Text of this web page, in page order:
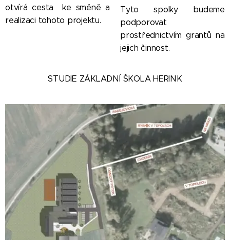
otvírá cesta ke směně a
realizaci tohoto projektu.
Tyto spolky budeme
podporovat
prostřednictvím grantů na
jejich činnost.
STUDIE ZÁKLADNÍ ŠKOLA HERINK